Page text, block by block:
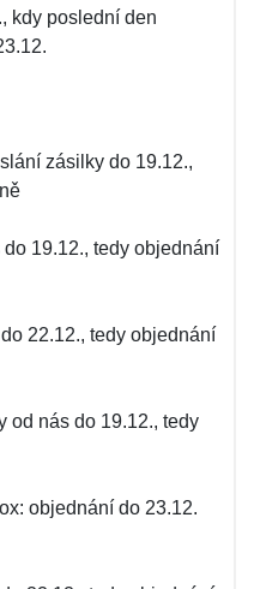
kdy poslední den
zásilky do 19.12.,
19.12., tedy objednání
22.12., tedy objednání
od nás do 19.12., tedy
objednání do 23.12.